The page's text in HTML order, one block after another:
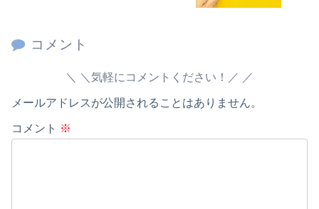
コメント
＼気軽にコメントください！／
メールアドレスが公開されることはありません。
コメント ※